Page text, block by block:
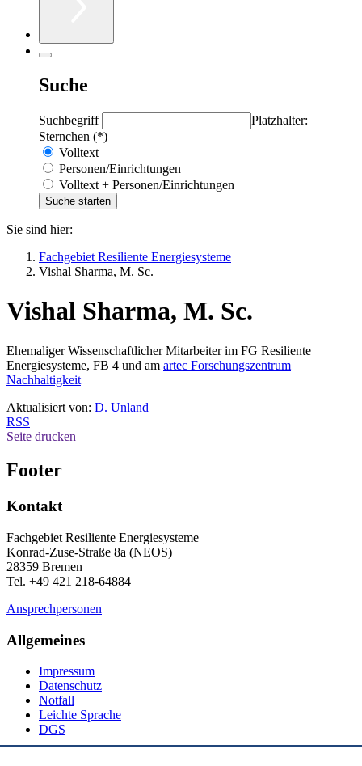
Suche
Suchbegriff
Platzhalter:
Sternchen (*)
Volltext
Personen/Einrichtungen
Volltext + Personen/Einrichtungen
Sie sind hier:
Fachgebiet Resiliente Energiesysteme
Vishal Sharma, M. Sc.
Vishal Sharma, M. Sc.
Ehemaliger Wissenschaftlicher Mitarbeiter im FG Resiliente
Energiesysteme, FB 4 und am artec Forschungszentrum
Nachhaltigkeit
Aktualisiert von: D. Unland
RSS
Seite drucken
Footer
Kontakt
Fachgebiet Resiliente Energiesysteme
Konrad-Zuse-Straße 8a (NEOS)
28359 Bremen
Tel. +49 421 218-64884
Ansprechpersonen
Allgemeines
Impressum
Datenschutz
Notfall
Leichte Sprache
DGS